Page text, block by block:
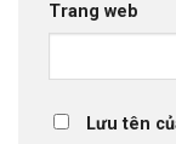
Trang web
Lưu tên